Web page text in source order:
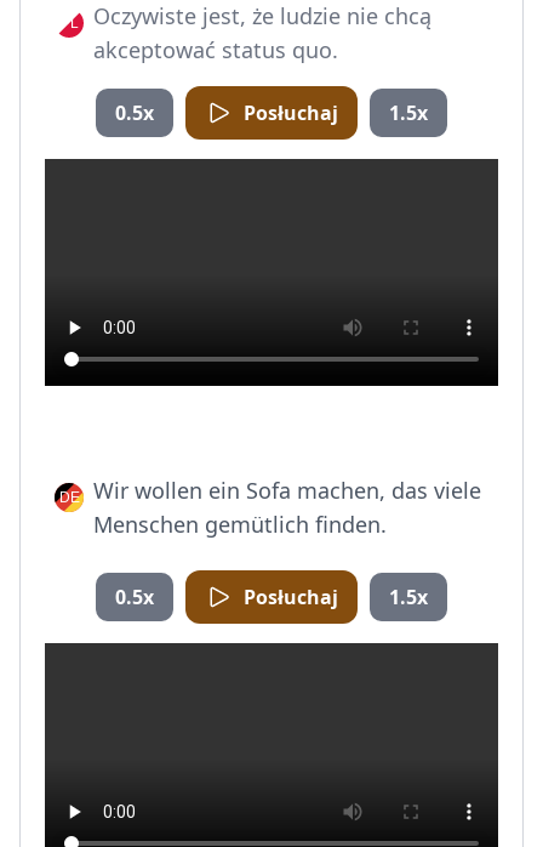
Oczywiste jest, że ludzie nie chcą
akceptować status quo.
0.5x Posłuchaj 1.5x
Wir wollen ein Sofa machen, das viele
Menschen gemütlich finden.
0.5x Posłuchaj 1.5x